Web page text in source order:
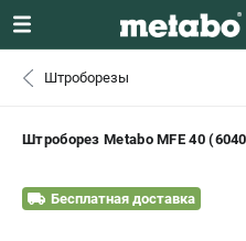
+7 (812) 407-39-48 -
САНКТ-ПЕТЕРБУРГ
0 ₽
Штроборезы
Штроборез Metabo MFE 40
Бесплатная доставка